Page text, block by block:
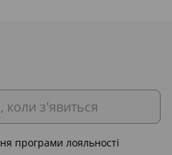
коли з'явиться
програми лояльності